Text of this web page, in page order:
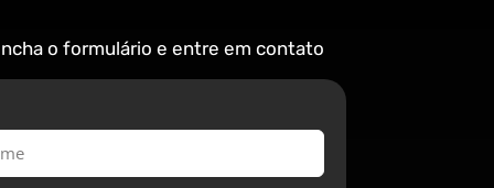
o formulário e entre em contato